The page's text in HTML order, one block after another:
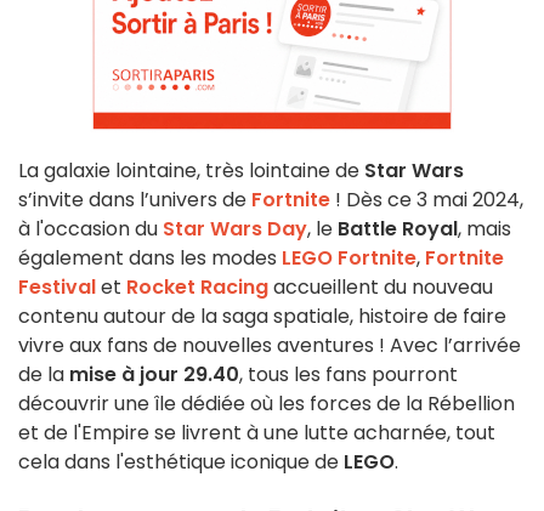
La galaxie lointaine, très lointaine de Star Wars
s’invite dans l’univers de Fortnite ! Dès ce 3 mai 2024,
à l'occasion du Star Wars Day, le Battle Royal, mais
également dans les modes LEGO Fortnite, Fortnite
Festivalet Rocket Racingaccueillent du nouveau
contenu autour de la saga spatiale, histoire de faire
vivre aux fans de nouvelles aventures ! Avec l’arrivée
de la mise à jour 29.40, tous les fans pourront
découvrir une île dédiée où les forces de la Rébellion
et de l'Empire se livrent à une lutte acharnée, tout
cela dans l'esthétique iconique de LEGO.